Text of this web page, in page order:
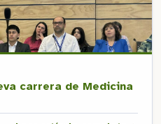
carrera de Medicina